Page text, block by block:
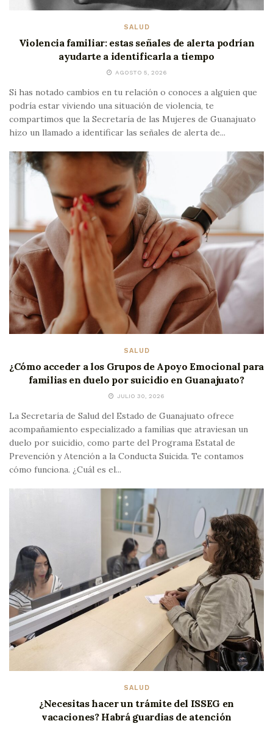
SALUD
Violencia familiar: estas señales de alerta podrían
ayudarte a identificarla a tiempo
AGOSTO 5, 2026
Si has notado cambios en tu relación o conoces a alguien que
podría estar viviendo una situación de violencia, te
compartimos que la Secretaría de las Mujeres de Guanajuato
hizo un llamado a identificar las señales de alerta de...
SALUD
¿Cómo acceder a los Grupos de Apoyo Emocional para
familias en duelo por suicidio en Guanajuato?
JULIO 30, 2026
La Secretaría de Salud del Estado de Guanajuato ofrece
acompañamiento especializado a familias que atraviesan un
duelo por suicidio, como parte del Programa Estatal de
Prevención y Atención a la Conducta Suicida. Te contamos
cómo funciona. ¿Cuál es el...
SALUD
¿Necesitas hacer un trámite del ISSEG en
vacaciones? Habrá guardias de atención